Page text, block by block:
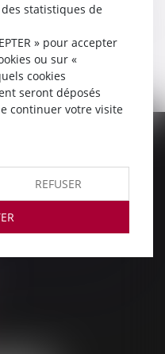
statistiques de
» pour accepter
ou sur «
cookies
seront déposés
continuer votre visite
REFUSER